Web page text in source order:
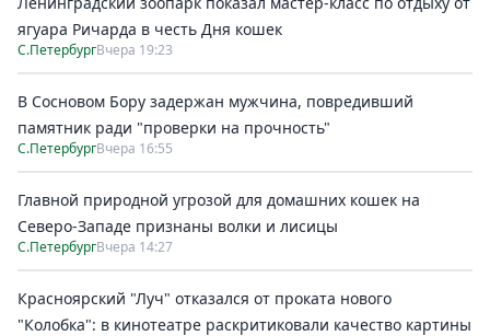
ягуара Ричарда в честь Дня кошек
С.ПетербургВчера 19:23
В Сосновом Бору задержан мужчина, повредивший
памятник ради "проверки на прочность"
С.ПетербургВчера 16:55
Главной природной угрозой для домашних кошек на
Северо-Западе признаны волки и лисицы
С.ПетербургВчера 14:27
Красноярский "Луч" отказался от проката нового
"Колобка": в кинотеатре раскритиковали качество картины